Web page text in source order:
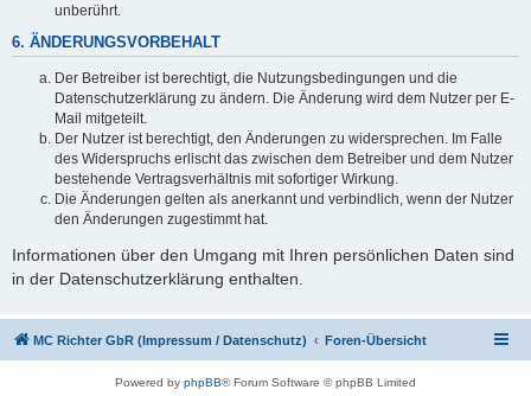
unberührt.
6. ÄNDERUNGSVORBEHALT
Der Betreiber ist berechtigt, die Nutzungsbedingungen und die
Datenschutzerklärung zu ändern. Die Änderung wird dem Nutzer per E-
Mail mitgeteilt.
Der Nutzer ist berechtigt, den Änderungen zu widersprechen. Im Falle
des Widerspruchs erlischt das zwischen dem Betreiber und dem Nutzer
bestehende Vertragsverhältnis mit sofortiger Wirkung.
Die Änderungen gelten als anerkannt und verbindlich, wenn der Nutzer
den Änderungen zugestimmt hat.
Informationen über den Umgang mit Ihren persönlichen Daten sind
in der Datenschutzerklärung enthalten.
MC Richter GbR (Impressum / Datenschutz) Foren-Übersicht
Powered by phpBB® Forum Software © phpBB Limited